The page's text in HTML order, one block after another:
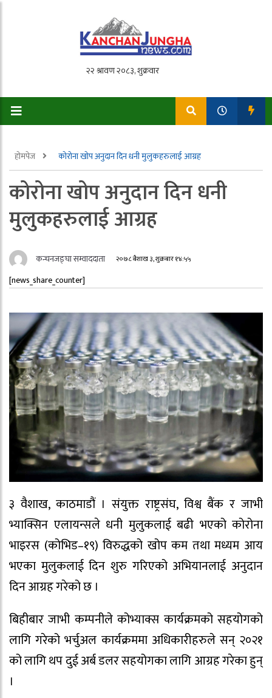
होमपेज कोरोना खोप अनुदान दिन धनी मुलुकहरुलाई आग्रह
कोरोना खोप अनुदान दिन धनी
मुलुकहरुलाई आग्रह
कन्चनजङ्घा सम्वाददाता २०७८ बैशाख ३, शुक्रबार १४:५५
[news_share_counter]
३ वैशाख, काठमाडौं । संयुक्त राष्ट्रसंघ, विश्व बैंक र जाभी
भ्याक्सिन एलायन्सले धनी मुलुकलाई बढी भएको कोरोना
भाइरस (कोभिड–१९) विरुद्धको खोप कम तथा मध्यम आय
भएका मुलुकलाई दिन शुरु गरिएको अभियानलाई अनुदान
दिन आग्रह गरेको छ ।
बिहीबार जाभी कम्पनीले कोभ्याक्स कार्यक्रमको सहयोगको
लागि गरेको भर्चुअल कार्यक्रममा अधिकारीहरुले सन् २०२१
को लागि थप दुई अर्ब डलर सहयोगका लागि आग्रह गरेका हुन्
।